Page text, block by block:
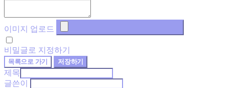
이미지 업로드
비밀글로 지정하기
목록으로 가기 저장하기
제목
글쓴이